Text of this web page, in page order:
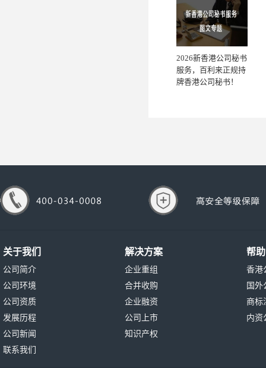
2026新香港公司秘书
服务，百利来正规持
牌香港公司秘书！
关于我们
公司简介
公司环境
公司资质
发展历程
公司新闻
联系我们
解决方案
企业重组
合并收购
企业融资
公司上市
知识产权
帮
香港
国外
商标
内资